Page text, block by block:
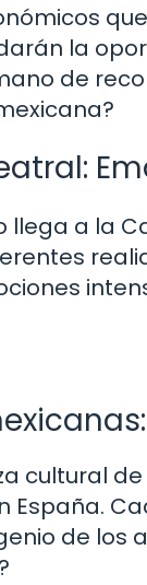
la
de
llega a la
cultural
España.
de los